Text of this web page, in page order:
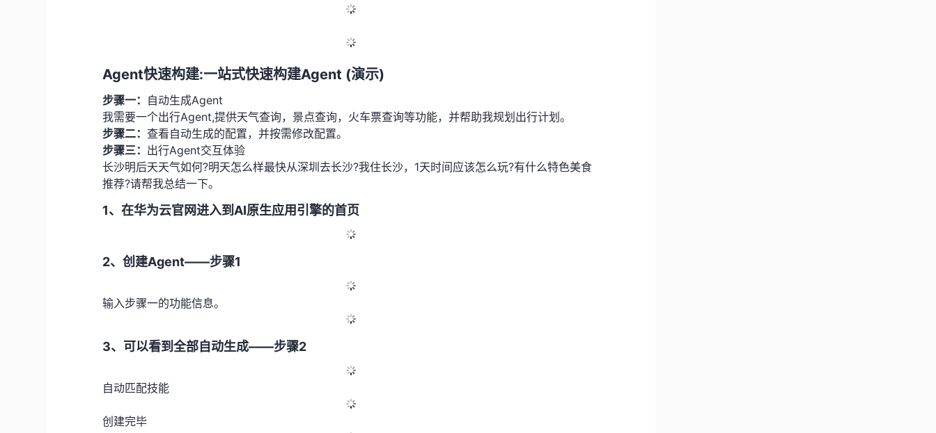
Agent快速构建:一站式快速构建Agent (演示)
步骤一： 自动生成Agent
我需要一个出行Agent,提供天气查询，景点查询，火车票查询等功能，并帮助我规划出行计划。
步骤二：查看自动生成的配置，并按需修改配置。
步骤三： 出行Agent交互体验
长沙明后天天气如何?明天怎么样最快从深圳去长沙?我住长沙，1天时间应该怎么玩?有什么特色美食
推荐?请帮我总结一下。
1、在华为云官网进入到AI原生应用引擎的首页
2、创建Agent——步骤1
输入步骤一的功能信息。
3、可以看到全部自动生成——步骤2
自动匹配技能
创建完毕